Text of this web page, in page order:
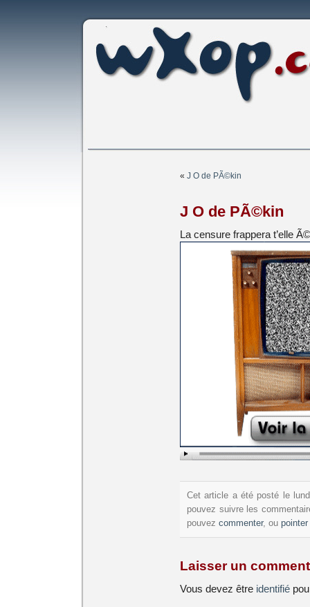
« J O de PÃ©kin
J O de PÃ©kin
La censure frappera t’elle
Cet article a été posté le
pouvez suivre les
pouvez commenter, ou pointer
Laisser un
Vous devez être identifié